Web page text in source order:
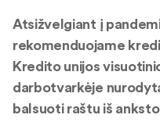
Atsižvelgiant į
rekomenduojame
Kredito unijos
darbotvarkėje
balsuoti raštu iš